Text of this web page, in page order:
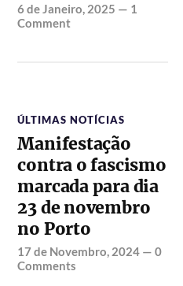
6 de Janeiro, 2025 — 1
Comment
ÚLTIMAS NOTÍCIAS
Manifestação
contra o fascismo
marcada para dia
23 de novembro
no Porto
17 de Novembro, 2024 —0
Comments